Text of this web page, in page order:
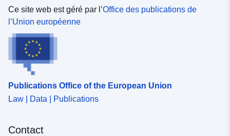
Ce site web est géré par l’Office des publications de
l’Union européenne
Publications Office of the European Union
Law | Data | Publications
Contact